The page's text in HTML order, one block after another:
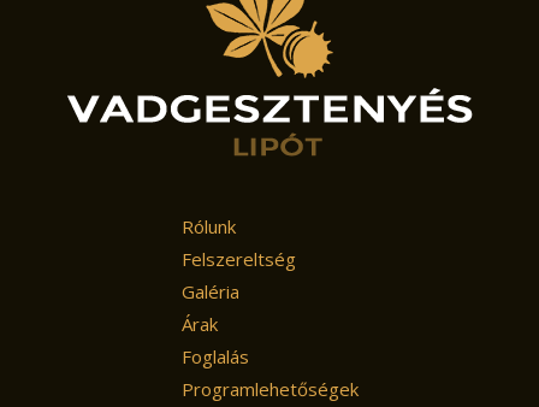
Rólunk
Felszereltség
Galéria
Árak
Foglalás
Programlehetőségek